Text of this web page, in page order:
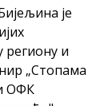
УЗ
је
региону и
„Стопама
ОФК